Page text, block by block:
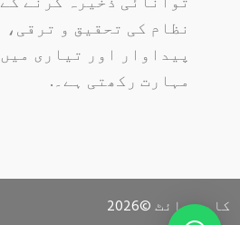
نظام کی تحقیق و ترقی،
پیداوار اور تیاری میں
مہارت رکھتی ہے۔.
کاپی رائٹ ©2026